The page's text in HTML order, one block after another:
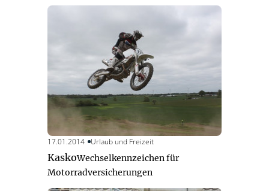
17.01.2014 Urlaub und Freizeit
KaskoWechselkennzeichen für
Motorradversicherungen